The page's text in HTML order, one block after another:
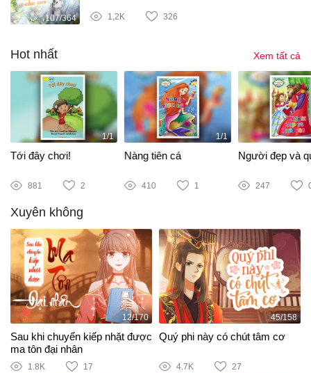
107/364 1,2K 326
Hot nhất Xem tất cả
1/1
Tới đây chơi!
881 2
1/1
Nàng tiên cá
410 1
Người đẹp và
247
Xuyên không
12/170
Sau khi chuyển kiếp nhặt được
ma tôn đại nhân
1.8K 17
45/158
Quý phi này có chút tâm cơ
4.7K 27